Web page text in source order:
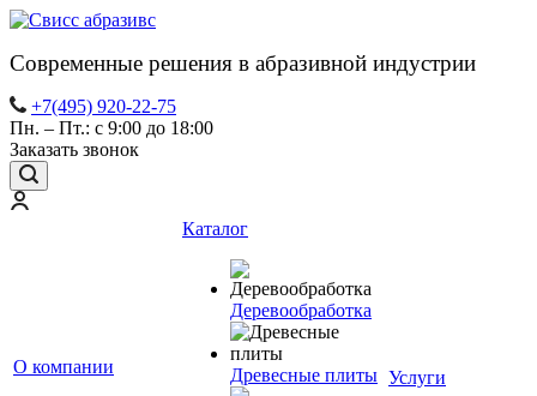
Современные решения в абразивной индустрии
+7(495) 920-22-75
Пн. – Пт.: с 9:00 до 18:00
Заказать звонок
О компании
Каталог
Деревообработка
Древесные плиты Услуги